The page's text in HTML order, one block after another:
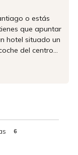
6
o estás
que apuntar
hotel situado un
del centro
ofreciéndote la
a la